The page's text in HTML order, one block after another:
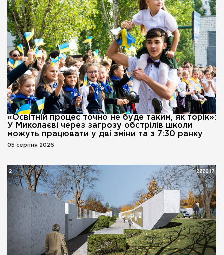
«Освітній процес точно не буде таким, як торік»:
У Миколаєві через загрозу обстрілів школи
можуть працювати у дві зміни та з 7:30 ранку
05 серпня 2026